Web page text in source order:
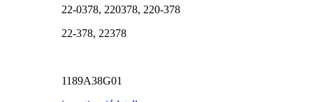
22-0378, 220378, 220-378
22-378, 22378
1189A38G01